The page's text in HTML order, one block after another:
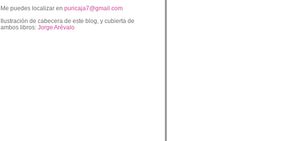
Me puedes localizar en puricaja7@gmail.com
Ilustración de cabecera de este blog, y cubierta de
ambos libros: Jorge Arévalo